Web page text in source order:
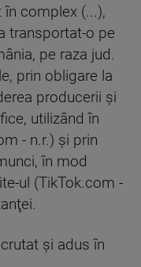
complex (...),
transportat-o pe
pe raza jud.
prin obligare la
producerii şi
utilizând în
- n.r.) şi prin
în mod
ul (TikTok.com -
şi adus în